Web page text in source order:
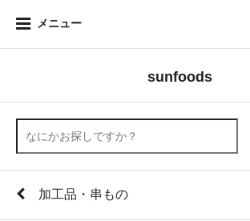
メニュー
sunfoods
加工品・串もの